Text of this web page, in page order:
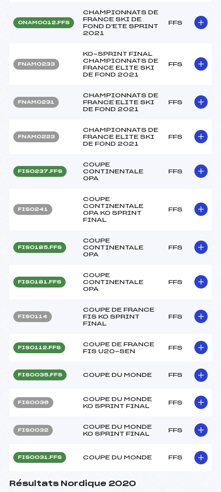
ONAM0012.FFS
CHAMPIONNATS DE
FRANCE SKI DE
FOND D'ETE SPRINT
2021
FFS
FNAM0233
KO-SPRINT FINAL
CHAMPIONNATS DE
FRANCE ELITE SKI
DE FOND 2021
FFS
FNAM0231
CHAMPIONNATS DE
FRANCE ELITE SKI
DE FOND 2021
FFS
FNAM0223
CHAMPIONNATS DE
FRANCE ELITE SKI
DE FOND 2021
FFS
FIS0237.FFS
COUPE
CONTINENTALE
OPA
FFS
FIS0241
COUPE
CONTINENTALE
OPA KO SPRINT
FINAL
FFS
FIS0185.FFS
COUPE
CONTINENTALE
OPA
FFS
FIS0181.FFS
COUPE
CONTINENTALE
OPA
FFS
FIS0114
COUPE DE FRANCE
FIS KO SPRINT
FINAL
FFS
FIS0112.FFS
COUPE DE FRANCE
FIS U20-SEN
FFS
FIS0035.FFS COUPE DU MONDE FFS
FIS0036
COUPE DU MONDE
KO SPRINT FINAL
FFS
FIS0032
COUPE DU MONDE
KO SPRINT FINAL
FFS
FIS0031.FFS COUPE DU MONDE FFS
Résultats Nordique 2020